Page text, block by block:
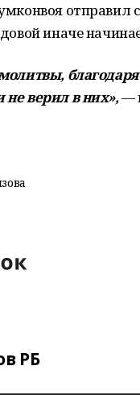
иначе
верил в них»,—
РБ